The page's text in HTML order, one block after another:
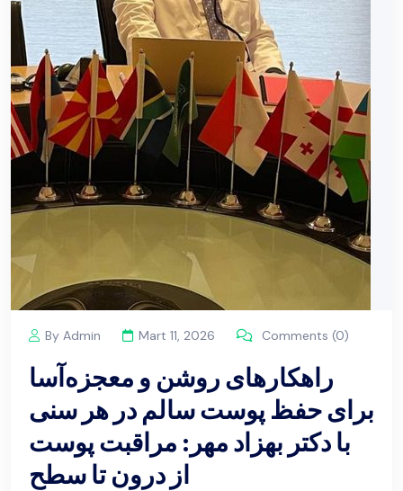
By Admin Mart 11, 2026 Comments (0)
راهکارهای روشن و معجزه‌آسا
برای حفظ پوست سالم در هر سنی
با دکتر بهزاد مهر: مراقبت پوست
از درون تا سطح